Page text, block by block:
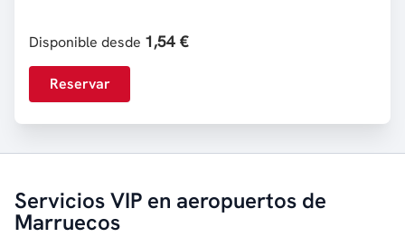
Disponible desde 1,54 €
Reservar
Servicios VIP en aeropuertos de
Marruecos